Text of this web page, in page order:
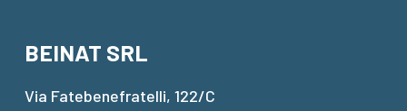
BEINAT SRL
Via Fatebenefratelli, 122/C